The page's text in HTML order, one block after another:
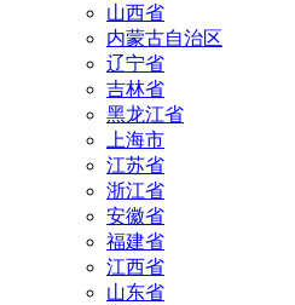
山西省
内蒙古自治区
辽宁省
吉林省
黑龙江省
上海市
江苏省
浙江省
安徽省
福建省
江西省
山东省